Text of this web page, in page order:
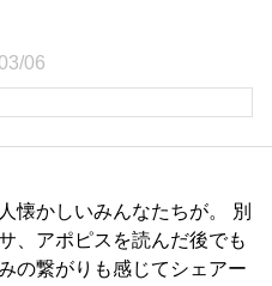
06
懐かしいみんなたちが。 別
、アポピスを読んだ後でも
の繋がりも感じてシェアー